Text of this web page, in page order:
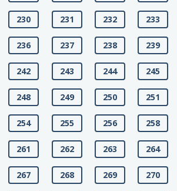
230 231 232 233
236 237 238 239
242 243 244 245
248 249 250 251
254 255 256 258
261 262 263 264
267 268 269 270